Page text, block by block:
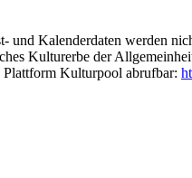
und Kalenderdaten werden
Kulturerbe der
Plattform Kulturpool abrufbar: